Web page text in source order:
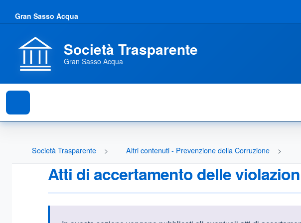
Gran Sasso Acqua
Società Trasparente
Gran Sasso Acqua
Società Trasparente Altri contenuti - Prevenzione della Corruzione
Atti di accertamento delle